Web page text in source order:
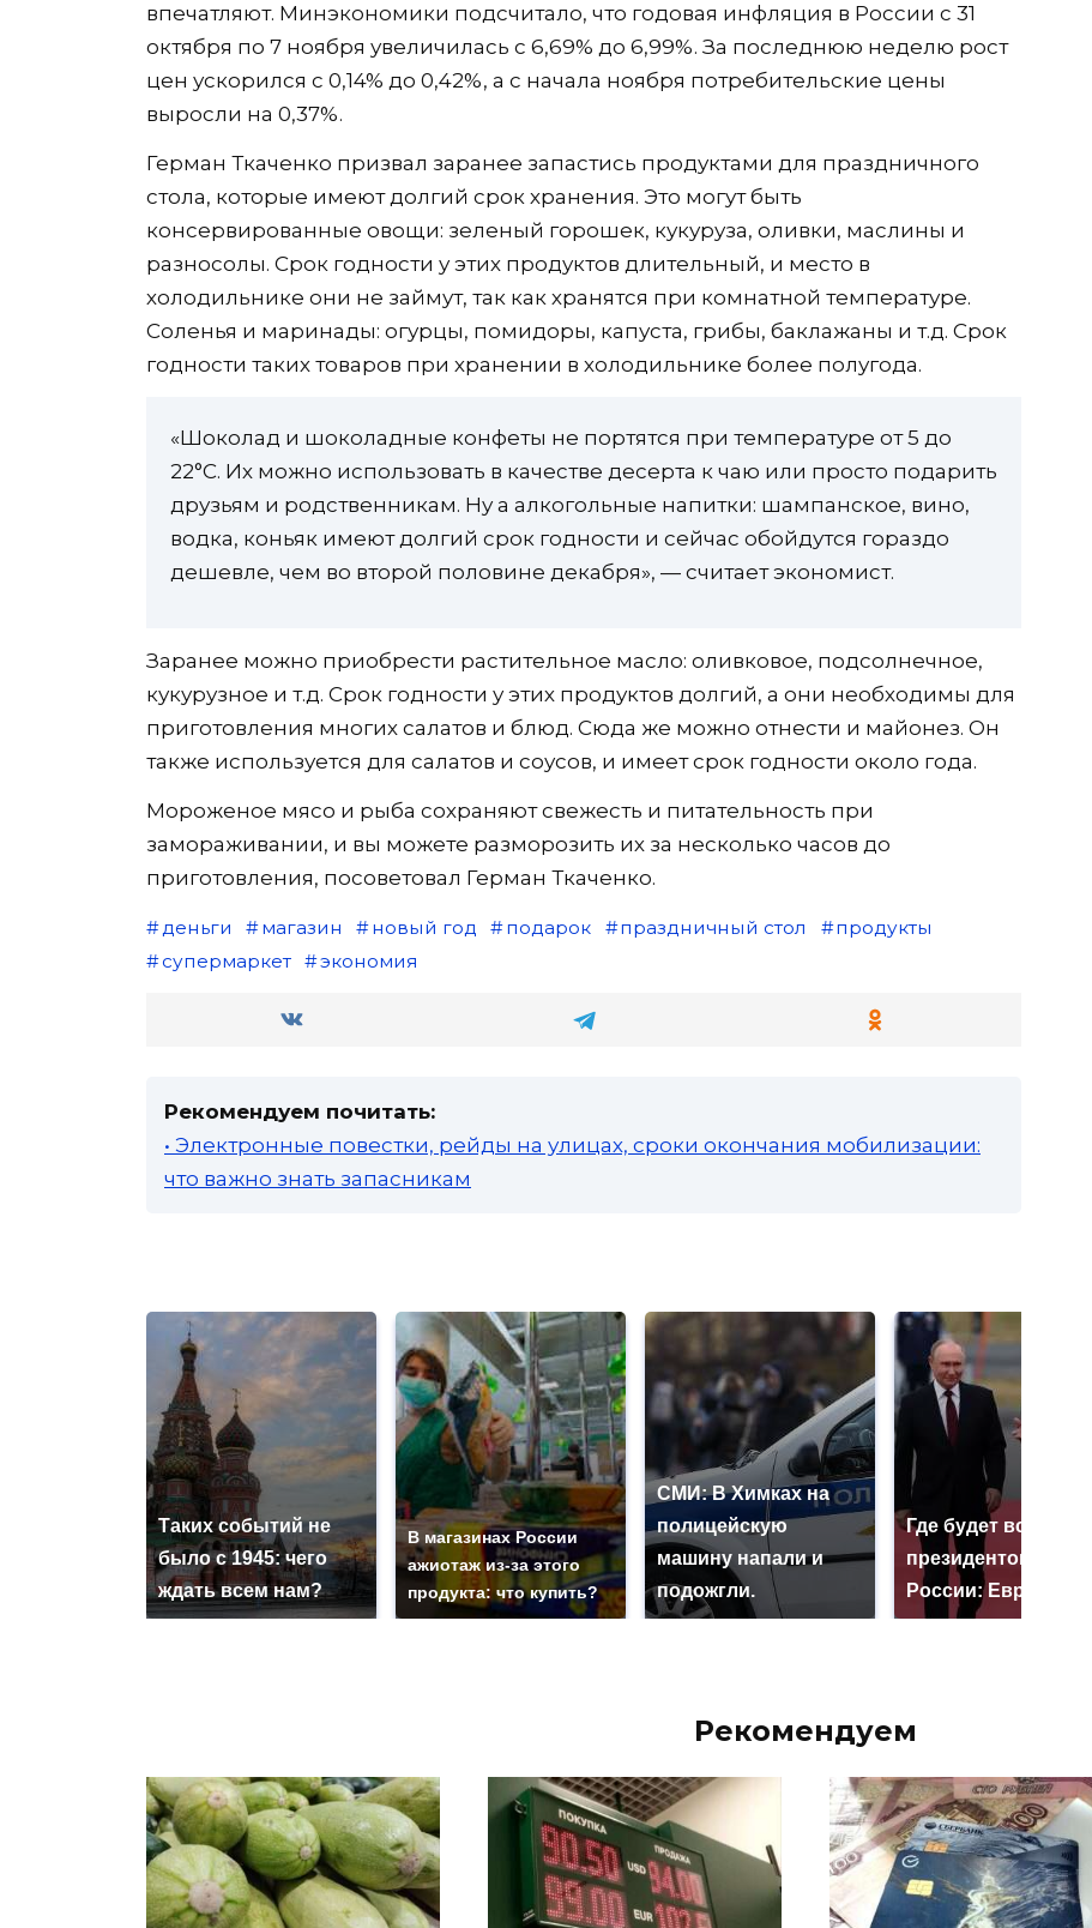
впечатляют. Минэкономики подсчитало, что годовая инфляция в России с 31
октября по 7 ноября увеличилась с 6,69% до 6,99%. За последнюю неделю рост
цен ускорился с 0,14% до 0,42%, а с начала ноября потребительские цены
выросли на 0,37%.
Герман Ткаченко призвал заранее запастись продуктами для праздничного
стола, которые имеют долгий срок хранения. Это могут быть
консервированные овощи: зеленый горошек, кукуруза, оливки, маслины и
разносолы. Срок годности у этих продуктов длительный, и место в
холодильнике они не займут, так как хранятся при комнатной температуре.
Соленья и маринады: огурцы, помидоры, капуста, грибы, баклажаны и т.д. Срок
годности таких товаров при хранении в холодильнике более полугода.
«Шоколад и шоколадные конфеты не портятся при температуре от 5 до
22°С. Их можно использовать в качестве десерта к чаю или просто подарить
друзьям и родственникам. Ну а алкогольные напитки: шампанское, вино,
водка, коньяк имеют долгий срок годности и сейчас обойдутся гораздо
дешевле, чем во второй половине декабря», — считает экономист.
Заранее можно приобрести растительное масло: оливковое, подсолнечное,
кукурузное и т.д. Срок годности у этих продуктов долгий, а они необходимы для
приготовления многих салатов и блюд. Сюда же можно отнести и майонез. Он
также используется для салатов и соусов, и имеет срок годности около года.
Мороженое мясо и рыба сохраняют свежесть и питательность при
замораживании, и вы можете разморозить их за несколько часов до
приготовления, посоветовал Герман Ткаченко.
деньги магазин новый год подарок праздничный стол
продукты
супермаркет
экономия
Рекомендуем почитать:
• Электронные повестки, рейды на улицах, сроки окончания мобилизации:
что важно знать запасникам
Таких событий не
было с 1945: чего
ждать всем нам?
В магазинах России
ажиотаж из-за этого
продукта: что купить?
СМИ: В Химках на
полицейскую
машину напали и
подожгли.
Где будет встреча
президентов США и
России: Европа?
Рекомендуем